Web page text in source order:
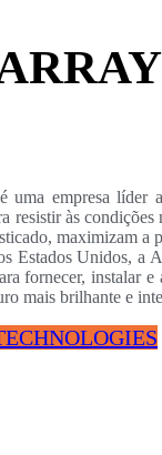
uma empresa líder
resistir às
maximizam a
Estados Unidos, a
fornecer, instalar
mais brilhante e